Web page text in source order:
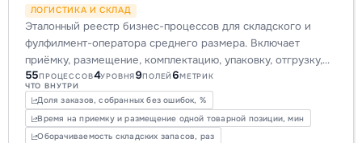
ЛОГИСТИКА И СКЛАД
Эталонный реестр бизнес-процессов для складского и
фулфилмент-оператора среднего размера. Включает
приёмку, размещение, комплектацию, упаковку, отгрузку,
инвентаризацию, обеспечивающие и управляющие
процессы. Оптимизируйте операции, повысьте
эффективность и прозрачность с помощью готовой карты
процессов.
55ПРОЦЕССОВ4УРОВНЯ9ПОЛЕЙ6МЕТРИК
ЧТО ВНУТРИ
Доля заказов, собранных без ошибок, %
Время на приемку и размещение одной товарной позиции, мин
Оборачиваемость складских запасов, раз